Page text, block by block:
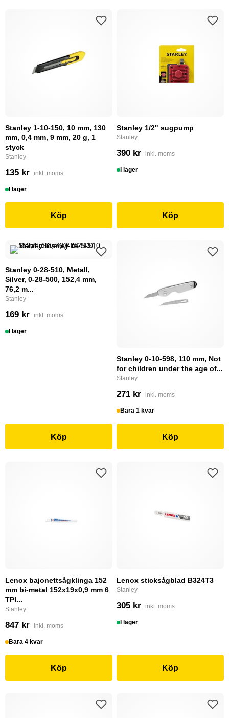
Stanley 1-10-150, 10 mm, 130
mm, 0,4 mm, 9 mm, 20 g, 1
styck
Stanley
135 kr inkl. moms
I lager
Köp
Stanley 1/2" sugpump
Stanley
390 kr inkl. moms
I lager
Köp
Stanley 0-28-510, Metall,
Silver, 0-28-500, 152,4 mm,
76,2 m...
Stanley
169 kr inkl. moms
I lager
Köp
Stanley 0-10-598, 110 mm, Not
for children under the age of...
Stanley
271 kr inkl. moms
Bara 1 kvar
Köp
Lenox bajonettsågklinga 152
mm bi-metal 152x19x0,9 mm 6
TPI...
Stanley
847 kr inkl. moms
Bara 4 kvar
Köp
Lenox sticksågblad B324T3
Stanley
305 kr inkl. moms
I lager
Köp